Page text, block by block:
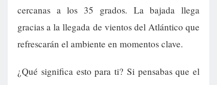
cercanas a los 35 grados. La bajada llega
gracias a la llegada de vientos del Atlántico que
refrescarán el ambiente en momentos clave.
¿Qué significa esto para ti? Si pensabas que el